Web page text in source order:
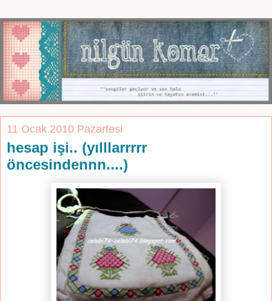
11 Ocak 2010 Pazartesi
hesap işi.. (yılllarrrrr
öncesindennn....)